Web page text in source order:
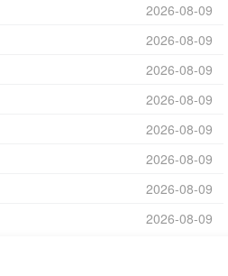
2026-08-09
2026-08-09
2026-08-09
2026-08-09
2026-08-09
2026-08-09
2026-08-09
2026-08-09